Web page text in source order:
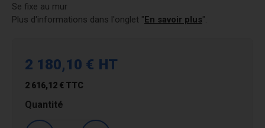
Se fixe au mur
Plus d'informations dans l'onglet "En savoir plus".
2 180,10 € HT
2 616,12 € TTC
Quantité